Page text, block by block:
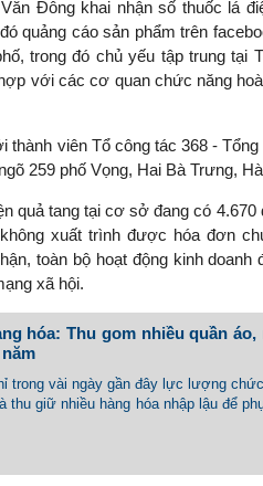
Đông khai nhận số thuốc lá
quảng cáo sản phẩm trên
trong đó chủ yếu tập trung tại
với các cơ quan chức năng
viên Tổ công tác 368 -
259 phố Vọng, Hai Bà Trưng,
quả tang tại cơ sở đang có 4.670
xuất trình được hóa đơn
toàn bộ hoạt động kinh doanh
xã hội.
hóa: Thu gom nhiều quần
trong vài ngày gần đây lực lượng
thu giữ nhiều hàng hóa nhập lậu để
làm
trên thực tế
như tăng
sáng tạo,
Việc sử
sách tài
nghĩa hỗ